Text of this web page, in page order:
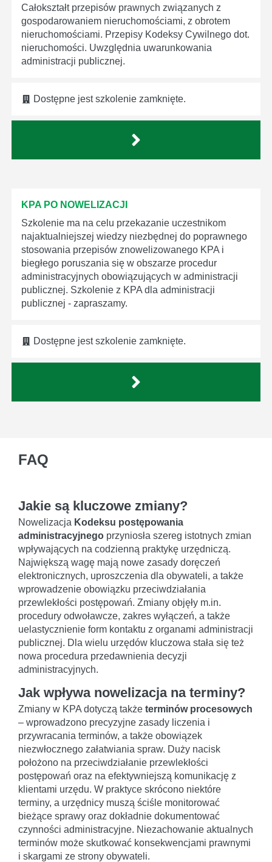
Całokształt przepisów prawnych związanych z
gospodarowaniem nieruchomościami, z obrotem
nieruchomościami. Przepisy Kodeksy Cywilnego dot.
nieruchomości. Uwzględnia uwarunkowania
administracji publicznej.
Dostępne jest szkolenie zamknięte.
KPA PO NOWELIZACJI
Szkolenie ma na celu przekazanie uczestnikom
najaktualniejszej wiedzy niezbędnej do poprawnego
stosowania przepisów znowelizowanego KPA i
biegłego poruszania się w obszarze procedur
administracyjnych obowiązujących w administracji
publicznej. Szkolenie z KPA dla administracji
publicznej - zapraszamy.
Dostępne jest szkolenie zamknięte.
FAQ
Jakie są kluczowe zmiany?
Nowelizacja Kodeksu postępowania
administracyjnego przyniosła szereg istotnych zmian
wpływających na codzienną praktykę urzędniczą.
Największą wagę mają nowe zasady doręczeń
elektronicznych, uproszczenia dla obywateli, a także
wprowadzenie obowiązku przeciwdziałania
przewlekłości postępowań. Zmiany objęły m.in.
procedury odwoławcze, zakres wyłączeń, a także
uelastycznienie form kontaktu z organami administracji
publicznej. Dla wielu urzędów kluczowa stała się też
nowa procedura przedawnienia decyzji
administracyjnych.
Jak wpływa nowelizacja na terminy?
Zmiany w KPA dotyczą także terminów procesowych
– wprowadzono precyzyjne zasady liczenia i
przywracania terminów, a także obowiązek
niezwłocznego załatwiania spraw. Duży nacisk
położono na przeciwdziałanie przewlekłości
postępowań oraz na efektywniejszą komunikację z
klientami urzędu. W praktyce skrócono niektóre
terminy, a urzędnicy muszą ściśle monitorować
bieżące sprawy oraz dokładnie dokumentować
czynności administracyjne. Niezachowanie aktualnych
terminów może skutkować konsekwencjami prawnymi
i skargami ze strony obywateli.